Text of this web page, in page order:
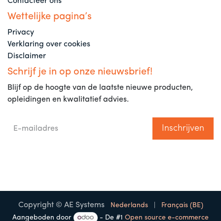
Wettelijke pagina’s
Privacy
Verklaring over cookies
Disclaimer
Schrijf je in op onze nieuwsbrief!
Blijf op de hoogte van de laatste nieuwe producten,
opleidingen en kwalitatief advies.
Inschrijven
Copyright © AE Systems Nederlands
Français (BE)
Aangeboden door
- De #1 Open source e-commerce